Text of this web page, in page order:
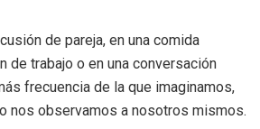
de pareja, en una comida
de trabajo o en una conversación
frecuencia de la que imaginamos,
nos observamos a nosotros mismos.